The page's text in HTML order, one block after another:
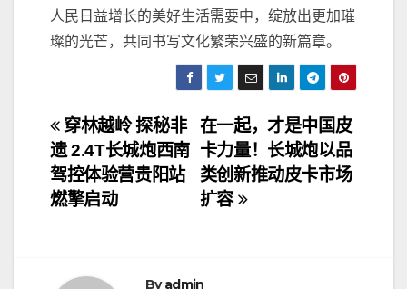
人民日益增长的美好生活需要中，绽放出更加璀
璨的光芒，共同书写文化繁荣兴盛的新篇章。
文
章
导
在一起，才是中国皮
卡力量！长城炮以品
类创新推动皮卡市场
扩容
穿林越岭 探秘非
遗 2.4T长城炮西南
驾控体验营贵阳站
燃擎启动
Byadmin